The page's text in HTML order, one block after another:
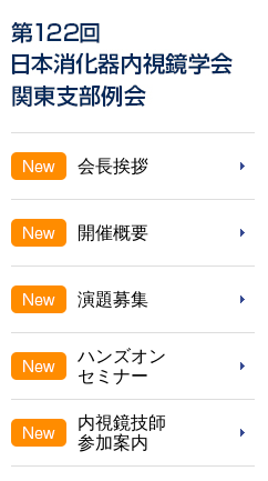
会長挨拶
開催概要
演題募集
ハンズオン
セミナー
内視鏡技師
参加案内